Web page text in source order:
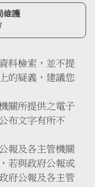
維護
料檢索，並不提
的疑義，建議您
關所提供之電子
布文字有所不
報及各主管機關
若與政府公報或
府公報及各主管